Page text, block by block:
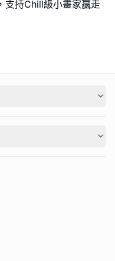
支持Chill級小畫家贏走